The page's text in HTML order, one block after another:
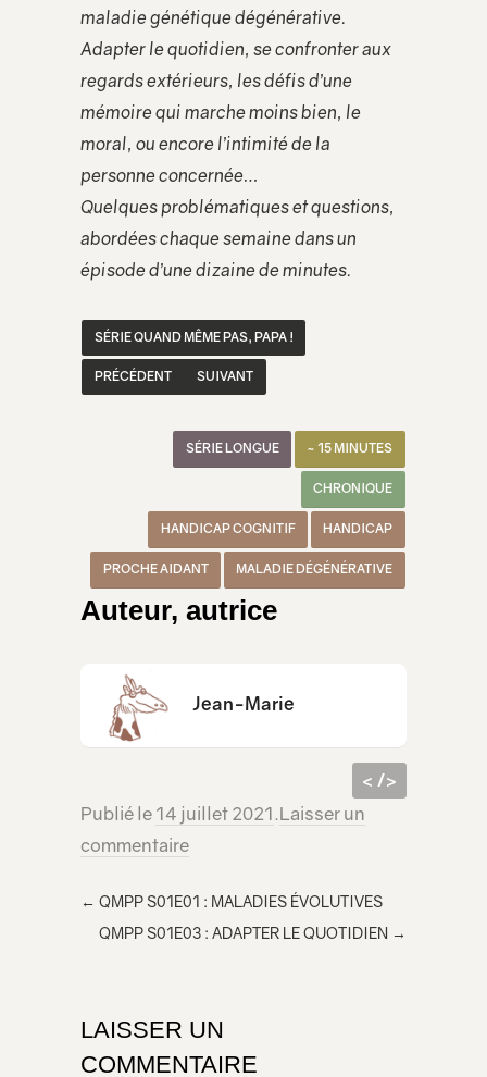
maladie génétique dégénérative.
Adapter le quotidien, se confronter aux
regards extérieurs, les défis d’une
mémoire qui marche moins bien, le
moral, ou encore l’intimité de la
personne concernée…
Quelques problématiques et questions,
abordées chaque semaine dans un
épisode d’une dizaine de minutes.
SÉRIE QUAND MÊME PAS, PAPA !
PRÉCÉDENT SUIVANT
~ 15 MINUTES
SÉRIE LONGUE
CHRONIQUE
HANDICAP
HANDICAP COGNITIF
MALADIE DÉGÉNÉRATIVE
PROCHE AIDANT
Auteur, autrice
Jean-Marie
< />
code
e
dans
Publié le 14 juillet 2021.Laisser un
commentaire
← QMPP S01E01 : MALADIES ÉVOLUTIVES
QMPP S01E03 : ADAPTER LE QUOTIDIEN →
LAISSER UN
COMMENTAIRE